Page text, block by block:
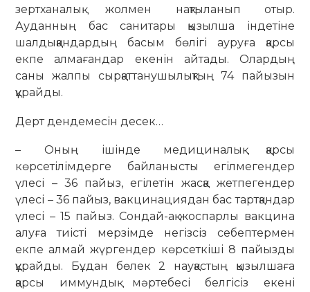
зертханалық жолмен нақтыланып отыр.
Ауданның бас санитары қызылша індетіне
шалдыққандардың ба­­сым бөлігі ауруға қарсы
екпе алмағандар екенін айтады. Олардың
саны жалпы сыр­қаттанушылықтың 74 пайызын
құрайды.
Дерт дендемесін десек…
– Оның ішінде медициналық қарсы
көрсетілімдерге байланысты егілмеген­­дер
үлесі – 36 пайыз, егілетін жасқа жет­пегендер
үлесі – 36 пайыз, вакцина­циядан бас тартқандар
үлесі – 15 пайыз. Сондай-ақ жоспарлы вакцина
алуға тиісті мерзімде негізсіз себептермен
екпе алмай жүргендер көрсеткіші 8 пайызды
құрайды. Бұдан бөлек 2 науқастың қызылшаға
қарсы иммундық мәртебесі белгісіз екені